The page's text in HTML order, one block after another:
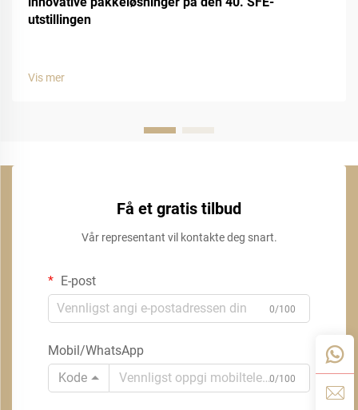
utstillingen
Vis mer
Få et gratis tilbud
Vår representant vil kontakte deg snart.
E-post
0/100
Mobil/WhatsApp
Kode
0/100